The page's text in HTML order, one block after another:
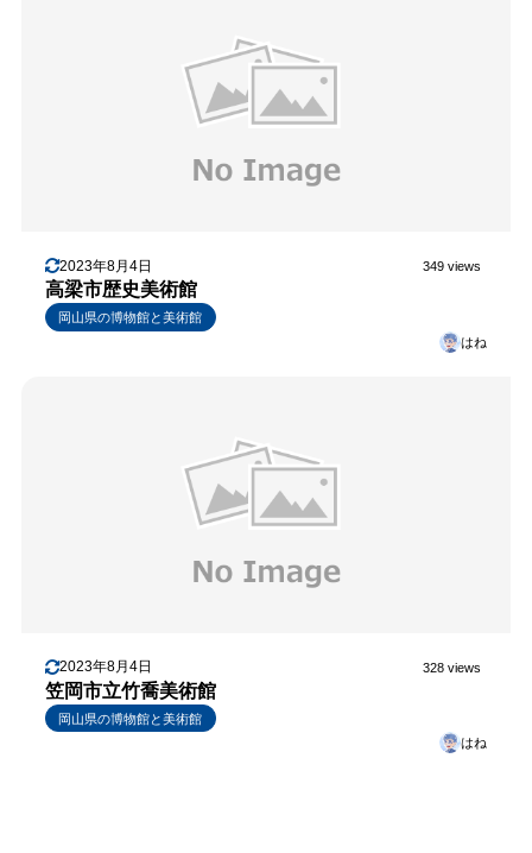
2023年8月4日 349 views
高梁市歴史美術館
岡山県の博物館と美術館
はね
2023年8月4日 328 views
笠岡市立竹喬美術館
岡山県の博物館と美術館
はね